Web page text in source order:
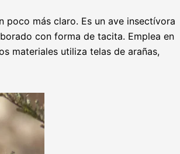
poco más claro. Es un ave insectívora
con forma de tacita. Emplea en
materiales utiliza telas de arañas,